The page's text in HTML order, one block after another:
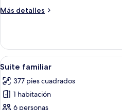
Más detalles
Más
cuádruple
Abrir
todas
las
fotos
19
Suite familiar
377 pies cuadrados
1 habitación
6 personas